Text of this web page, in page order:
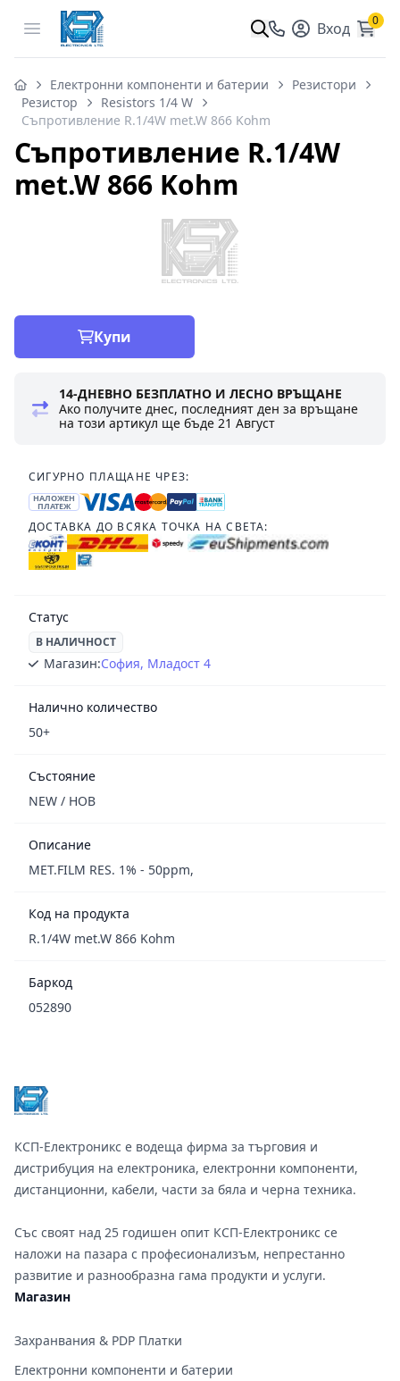
Open menu Вход 0
Електронни компоненти и батерии
Резистори
Резистор
Resistors 1/4 W
Съпротивление R.1/4W met.W 866 Kohm
Съпротивление R.1/4W
met.W 866 Kohm
Купи
14-ДНЕВНО БЕЗПЛАТНО И ЛЕСНО ВРЪЩАНЕ
Ако получите днес, последният ден за връщане
на този артикул ще бъде21 Август
СИГУРНО ПЛАЩАНЕ ЧРЕЗ:
НАЛОЖЕН
ПЛАТЕЖ
ДОСТАВКА ДО ВСЯКА ТОЧКА НА СВЕТА:
Статус
В НАЛИЧНОСТ
Магазин:София, Младост 4
Налично количество
50+
Състояние
NEW / НОВ
Описание
MET.FILM RES. 1% - 50ppm,
Код на продукта
R.1/4W met.W 866 Kohm
Баркод
052890
КСП-Електроникс е водеща фирма за търговия и
дистрибуция на електроника, електронни компоненти,
дистанционни, кабели, части за бяла и черна техника.
Със своят над 25 годишен опит КСП-Електроникс се
наложи на пазара с професионализъм, непрестанно
развитие и разнообразна гама продукти и услуги.
Магазин
Захранвания & PDP Платки
Електронни компоненти и батерии